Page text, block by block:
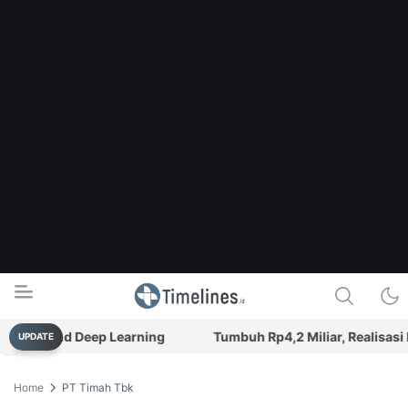
Timelines.id
Media Literasi, Sejarah & Budaya
UPDATE
and Deep Learning Tumbuh Rp4,2 Miliar, Realisasi
Home PT Timah Tbk